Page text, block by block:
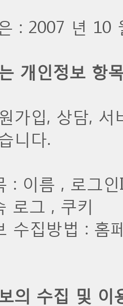
: 2007 년 10
개인정보 항
가입, 상담,
니다.
: 이름 , 로그
로그 , 쿠키
수집방법 : 홈
의 수집 및 이